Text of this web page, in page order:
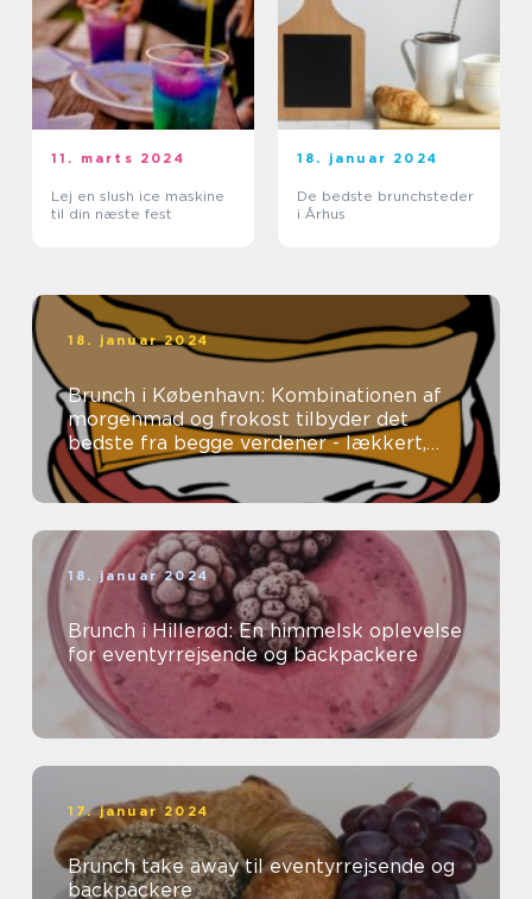
11. marts 2024
Lej en slush ice maskine
til din næste fest
18. januar 2024
De bedste brunchsteder
i Århus
18. januar 2024
Brunch i København: Kombinationen af
morgenmad og frokost tilbyder det
bedste fra begge verdener - lækkert,
tilfredsstillende mad uden en fastlagt
spi...
18. januar 2024
Brunch i Hillerød: En himmelsk oplevelse
for eventyrrejsende og backpackere
17. januar 2024
Brunch take away til eventyrrejsende og
backpackere